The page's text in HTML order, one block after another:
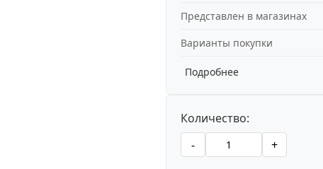
Представлен в магазинах
Варианты покупки
Подробнее
Количество:
-
+